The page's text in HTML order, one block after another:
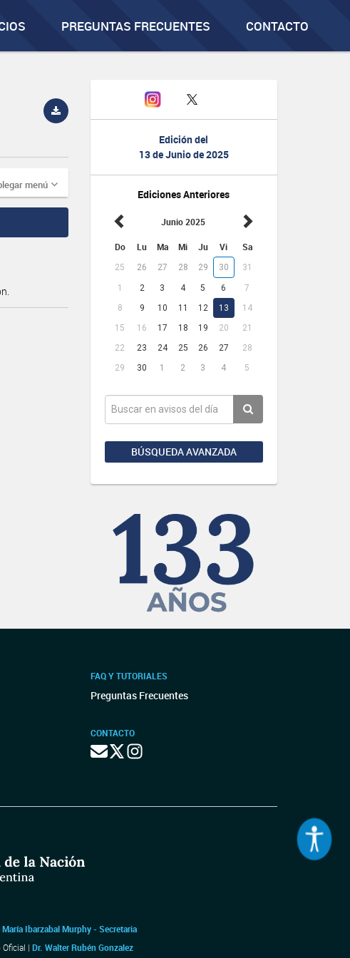
PREGUNTAS FRECUENTES CONTACTO
Edición del
13 de Junio de 2025
Ediciones Anteriores
Junio 2025
Do Lu Ma Mi Ju Vi Sa
25 26 27 28 29 30 31
1 2 3 4 5 6
7
8
9 10 11 12 13
14
15
16 17 18 19 20
21
22
23 24 25 26 27
28
29
30 1 2 3 4 5
BÚSQUEDA AVANZADA
menú
FAQ Y TUTORIALES
Preguntas Frecuentes
CONTACTO
María Ibarzabal Murphy - Secretaria
| Dr. Walter Rubén Gonzalez